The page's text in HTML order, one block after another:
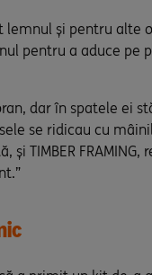
și pentru
pentru a aduce
dar în spatele ei
se ridicau cu
TIMBER